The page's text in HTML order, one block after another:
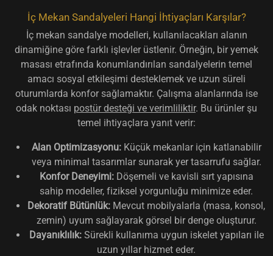
İç Mekan Sandalyeleri Hangi İhtiyaçları Karşılar?
İç mekan sandalye modelleri, kullanılacakları alanın
dinamiğine göre farklı işlevler üstlenir. Örneğin, bir yemek
masası etrafında konumlandırılan sandalyelerin temel
amacı sosyal etkileşimi desteklemek ve uzun süreli
oturumlarda konfor sağlamaktır. Çalışma alanlarında ise
odak noktası postür desteği ve verimliliktir. Bu ürünler şu
temel ihtiyaçlara yanıt verir:
Alan Optimizasyonu:Küçük mekanlar için katlanabilir
veya minimal tasarımlar sunarak yer tasarrufu sağlar.
Konfor Deneyimi:Döşemeli ve kavisli sırt yapısına
sahip modeller, fiziksel yorgunluğu minimize eder.
Dekoratif Bütünlük: Mevcut mobilyalarla (masa, konsol,
zemin) uyum sağlayarak görsel bir denge oluşturur.
Dayanıklılık:Sürekli kullanıma uygun iskelet yapıları ile
uzun yıllar hizmet eder.